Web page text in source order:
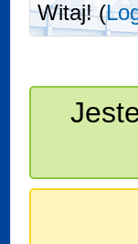
Witaj! (